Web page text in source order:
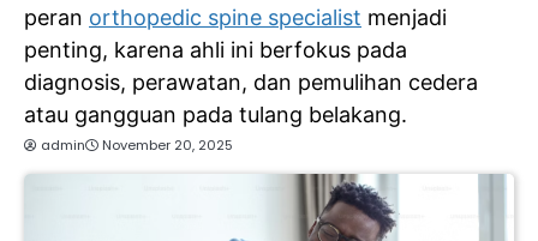
peran orthopedic spine specialist menjadi
penting, karena ahli ini berfokus pada
diagnosis, perawatan, dan pemulihan cedera
atau gangguan pada tulang belakang.
admin November 20, 2025